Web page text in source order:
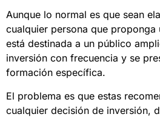
Aunque lo normal es que sean
cualquier persona que
está destinada a un público
inversión con frecuencia y se
formación específica.
El problema es que estas
cualquier decisión de inversión,